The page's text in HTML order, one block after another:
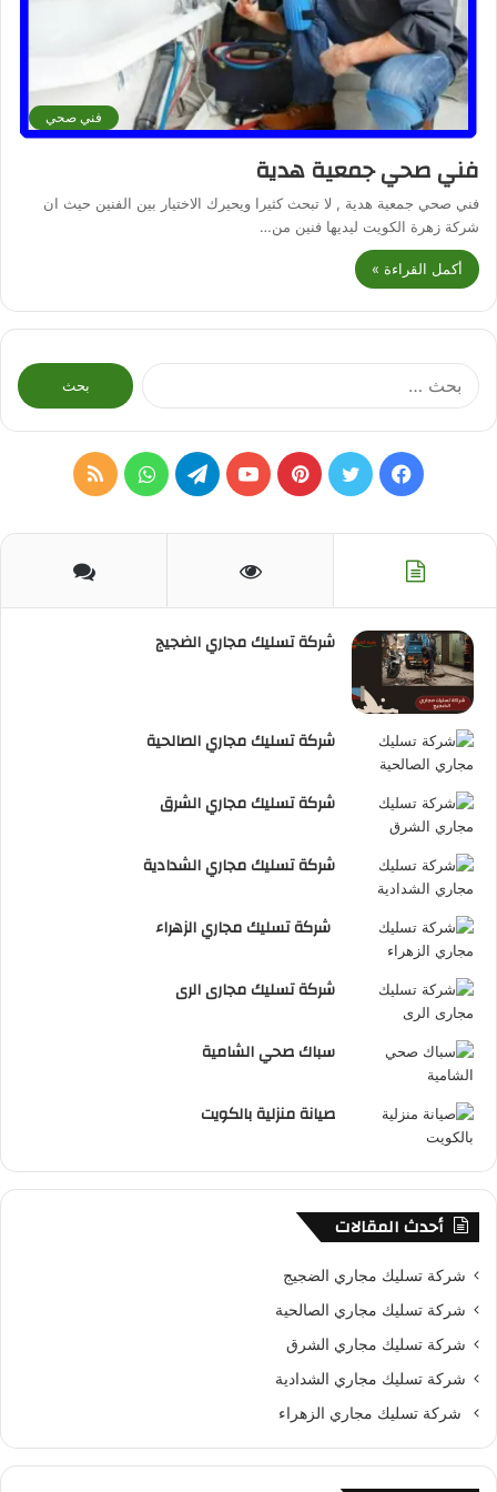
فني صحي
فني صحي جمعية هدية
فني صحي جمعية هدية , لا تبحث كثيرا ويحيرك الاختيار بين الفنين حيث ان
شركة زهرة الكويت ليديها فنين من…
أكمل القراءة »
البحث
عن:
فيسبوكتويتر بينتيريستيوتيوبتيلقرامواتسابملخص
RSS
شركة تسليك مجاري الضجيج
شركة تسليك مجاري الصالحية
شركة تسليك مجاري الشرق
شركة تسليك مجاري الشدادية
شركة تسليك مجاري الزهراء
شركة تسليك مجارى الرى
سباك صحي الشامية
صيانة منزلية بالكويت
أحدث المقالات
شركة تسليك مجاري الضجيج
شركة تسليك مجاري الصالحية
شركة تسليك مجاري الشرق
شركة تسليك مجاري الشدادية
شركة تسليك مجاري الزهراء